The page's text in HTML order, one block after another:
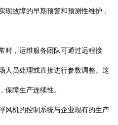
现故障的早期预警和预测性维护，
时，运维服务团队可通过远程接
人员处理或直接进行参数调整。这
保障生产连续性。
风机的控制系统与企业现有的生产